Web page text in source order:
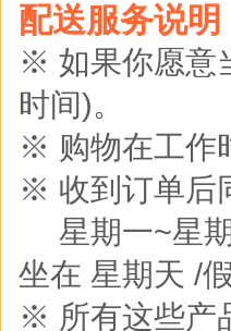
配送服务说明
※ 如果你愿意
时间)。
※ 购物在工作
※ 收到订单后
※星期一~星
坐在 星期天 /
※ 所有这些产